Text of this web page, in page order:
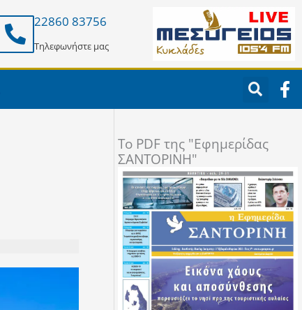
22860 83756
Τηλεφωνήστε μας
F
a
c
o
k
-
f
To PDF της "Εφημερίδας
ΣΑΝΤΟΡΙΝΗ"